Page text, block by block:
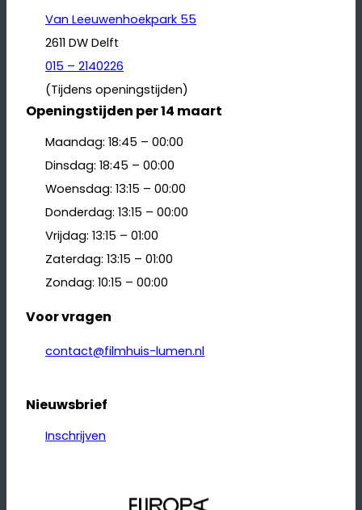
Van Leeuwenhoekpark 55
2611 DW Delft
015 – 2140226
(Tijdens openingstijden)
Openingstijden per 14 maart
Maandag: 18:45 – 00:00
Dinsdag: 18:45 – 00:00
Woensdag: 13:15 – 00:00
Donderdag: 13:15 – 00:00
Vrijdag: 13:15 – 01:00
Zaterdag: 13:15 – 01:00
Zondag: 10:15 – 00:00
Voor vragen
contact@filmhuis-lumen.nl
Nieuwsbrief
Inschrijven